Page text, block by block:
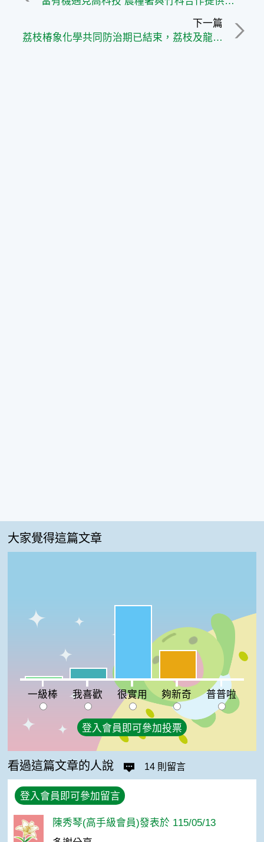
下一篇
荔枝椿象化學共同防治期已結束，荔枝及龍眼盛花期請停止施藥
大家覺得這篇文章
一級棒:2%
我喜歡:9%
夠新奇:25%
普普啦:0%
一級棒 我喜歡 很實用 夠新奇 普普啦
登入會員即可參加投票
看過這篇文章的人說 14 則留言
登入會員即可參加留言
陳秀琴(高手級會員)發表於 115/05/13